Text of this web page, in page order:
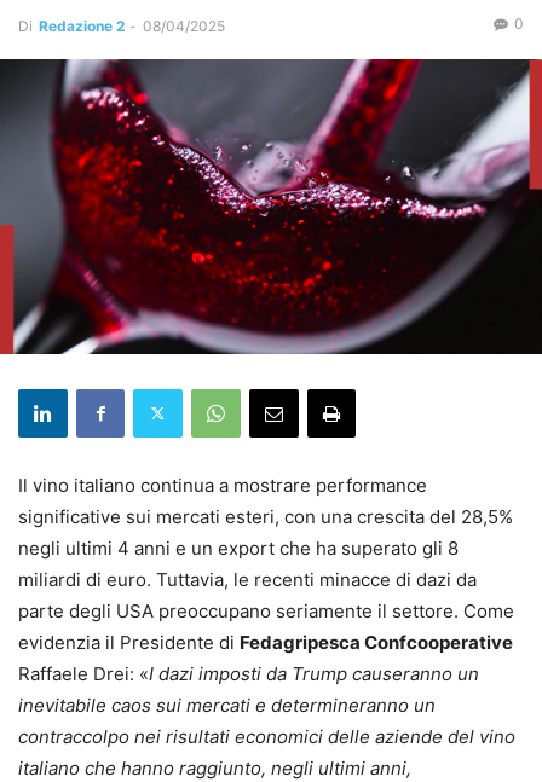
Di Redazione 2 - 08/04/2025 0
Il vino italiano continua a mostrare performance
significative sui mercati esteri, con una crescita del 28,5%
negli ultimi 4 anni e un export che ha superato gli 8
miliardi di euro. Tuttavia, le recenti minacce di dazi da
parte degli USA preoccupano seriamente il settore. Come
evidenzia il Presidente di Fedagripesca Confcooperative
Raffaele Drei: «I dazi imposti da Trump causeranno un
inevitabile caos sui mercati e determineranno un
contraccolpo nei risultati economici delle aziende del vino
italiano che hanno raggiunto, negli ultimi anni,